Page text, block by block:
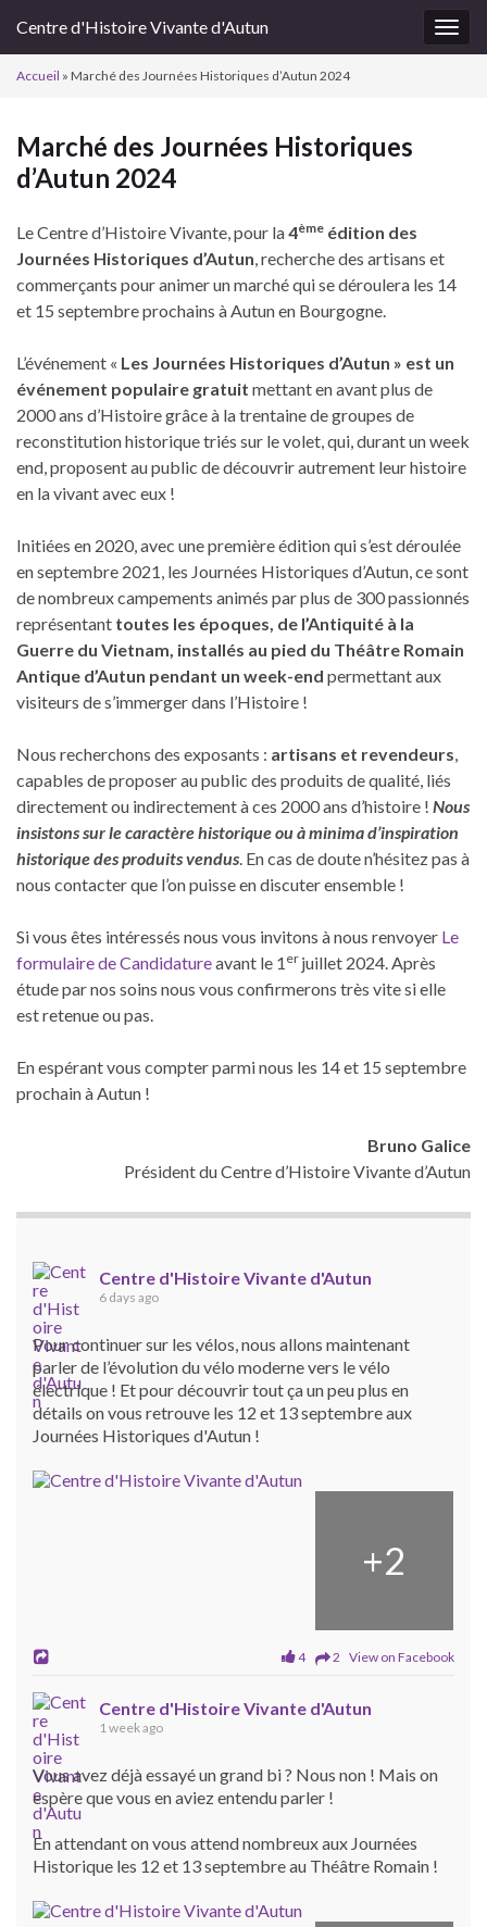
Centre d'Histoire Vivante d'Autun
Accueil » Marché des Journées Historiques d’Autun 2024
Marché des Journées Historiques
d’Autun 2024
Le Centre d’Histoire Vivante, pour la4ème édition des
Journées Historiques d’Autun, recherche des artisans et
commerçants pour animer un marché qui se déroulera les 14
et 15 septembre prochains à Autun en Bourgogne.
L’événement « Les Journées Historiques d’Autun » est un
événement populaire gratuit mettant en avant plus de
2000 ans d’Histoire grâce à la trentaine de groupes de
reconstitution historique triés sur le volet, qui, durant un week
end, proposent au public de découvrir autrement leur histoire
en la vivant avec eux !
Initiées en 2020, avec une première édition qui s’est déroulée
en septembre 2021, les Journées Historiques d’Autun, ce sont
de nombreux campements animés par plus de 300 passionnés
représentant toutes les époques, de l’Antiquité à la
Guerre du Vietnam, installés au pied du Théâtre Romain
Antique d’Autun pendant un week-end permettant aux
visiteurs de s’immerger dans l’Histoire !
Nous recherchons des exposants : artisans et revendeurs,
capables de proposer au public des produits de qualité, liés
directement ou indirectement à ces 2000 ans d’histoire ! Nous
insistons sur le caractère historique ou à minima d’inspiration
historique des produits vendus. En cas de doute n’hésitez pas à
nous contacter que l’on puisse en discuter ensemble !
Si vous êtes intéressés nous vous invitons à nous renvoyer Le
formulaire de Candidatureavant le 1 er juillet 2024. Après
étude par nos soins nous vous confirmerons très vite si elle
est retenue ou pas.
En espérant vous compter parmi nous les 14 et 15 septembre
prochain à Autun !
Bruno Galice
Président du Centre d’Histoire Vivante d’Autun
Centre d'Histoire Vivante d'Autun
6 days ago
Pour continuer sur les vélos, nous allons maintenant
parler de l’évolution du vélo moderne vers le vélo
électrique ! Et pour découvrir tout ça un peu plus en
détails on vous retrouve les 12 et 13 septembre aux
Journées Historiques d'Autun !
+2
4 2 View on Facebook
Centre d'Histoire Vivante d'Autun
1 week ago
Vous avez déjà essayé un grand bi ? Nous non ! Mais on
espère que vous en aviez entendu parler !
En attendant on vous attend nombreux aux Journées
Historique les 12 et 13 septembre au Théâtre Romain !